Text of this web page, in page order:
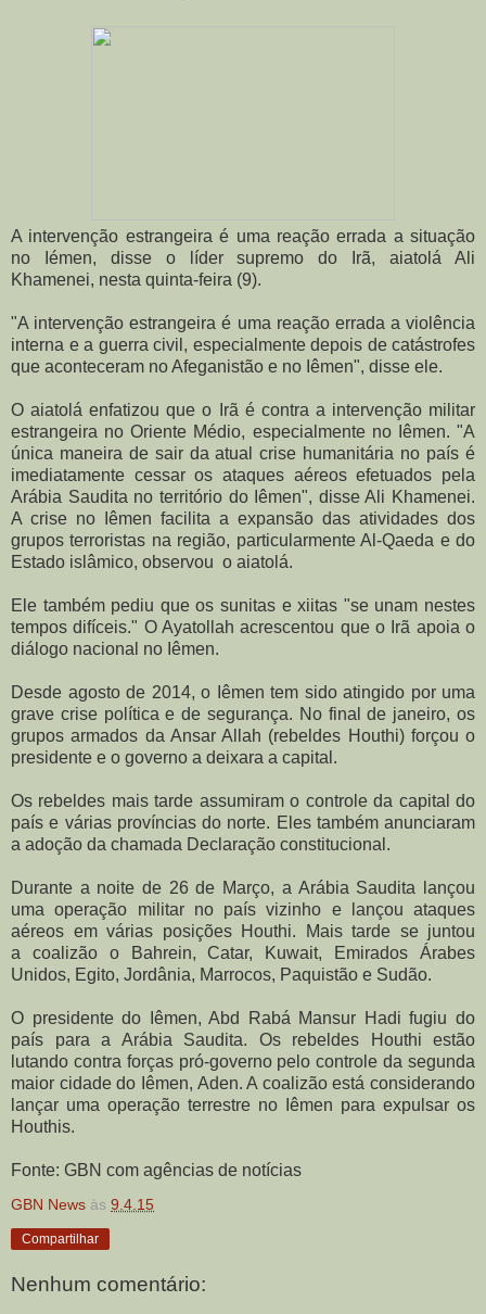
A intervenção estrangeira é uma reação errada a situação
no Iémen, disse o líder supremo do Irã, aiatolá Ali
Khamenei, nesta quinta-feira (9).
"A intervenção estrangeira é uma reação errada a violência
interna e a guerra civil, especialmente depois de catástrofes
que aconteceram no Afeganistão e no Iêmen", disse ele.
O aiatolá enfatizou que o Irã é contra a intervenção militar
estrangeira no Oriente Médio, especialmente no Iêmen. "A
única maneira de sair da atual crise humanitária no país é
imediatamente cessar os ataques aéreos efetuados pela
Arábia Saudita no território do Iêmen", disse Ali Khamenei.
A crise no Iêmen facilita a expansão das atividades dos
grupos terroristas na região, particularmente Al-Qaeda e do
Estado islâmico, observou o aiatolá.
Ele também pediu que os sunitas e xiitas "se unam nestes
tempos difíceis." O Ayatollah acrescentou que o Irã apoia o
diálogo nacional no Iêmen.
Desde agosto de 2014, o Iêmen tem sido atingido por uma
grave crise política e de segurança. No final de janeiro, os
grupos armados da Ansar Allah (rebeldes Houthi) forçou o
presidente e o governo a deixara a capital.
Os rebeldes mais tarde assumiram o controle da capital do
país e várias províncias do norte. Eles também anunciaram
a adoção da chamada Declaração constitucional.
Durante a noite de 26 de Março, a Arábia Saudita lançou
uma operação militar no país vizinho e lançou ataques
aéreos em várias posições Houthi. Mais tarde se juntou
a coalizão o Bahrein, Catar, Kuwait, Emirados Árabes
Unidos, Egito, Jordânia, Marrocos, Paquistão e Sudão.
O presidente do Iêmen, Abd Rabá Mansur Hadi fugiu do
país para a Arábia Saudita. Os rebeldes Houthi estão
lutando contra forças pró-governo pelo controle da segunda
maior cidade do Iêmen, Aden. A coalizão está considerando
lançar uma operação terrestre no Iêmen para expulsar os
Houthis.
Fonte: GBN com agências de notícias
GBN News às 9.4.15
Compartilhar
Nenhum comentário: